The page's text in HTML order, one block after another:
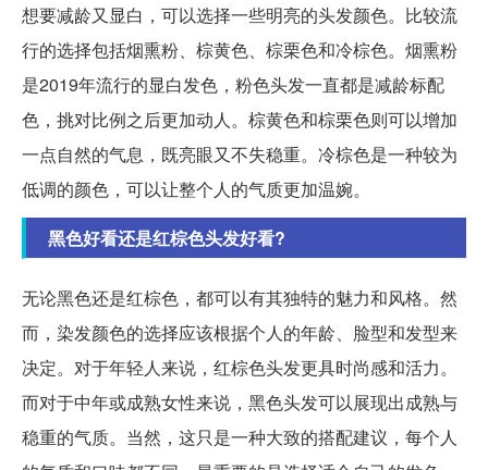
想要减龄又显白，可以选择一些明亮的头发颜色。比较流
行的选择包括烟熏粉、棕黄色、棕栗色和冷棕色。烟熏粉
是2019年流行的显白发色，粉色头发一直都是减龄标配
色，挑对比例之后更加动人。棕黄色和棕栗色则可以增加
一点自然的气息，既亮眼又不失稳重。冷棕色是一种较为
低调的颜色，可以让整个人的气质更加温婉。
黑色好看还是红棕色头发好看?
无论黑色还是红棕色，都可以有其独特的魅力和风格。然
而，染发颜色的选择应该根据个人的年龄、脸型和发型来
决定。对于年轻人来说，红棕色头发更具时尚感和活力。
而对于中年或成熟女性来说，黑色头发可以展现出成熟与
稳重的气质。当然，这只是一种大致的搭配建议，每个人